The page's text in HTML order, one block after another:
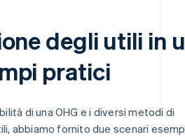
degli utili in
pratici
di una OHG e i diversi metodi di
abbiamo fornito due scenari